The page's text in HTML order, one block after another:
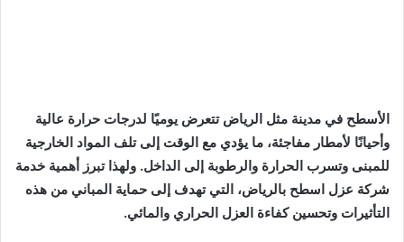
الأسطح في مدينة مثل الرياض تتعرض يوميًا لدرجات حرارة عالية
وأحيانًا لأمطار مفاجئة، ما يؤدي مع الوقت إلى تلف المواد الخارجية
للمبنى وتسرب الحرارة والرطوبة إلى الداخل. ولهذا تبرز أهمية خدمة
شركة عزل اسطح بالرياض، التي تهدف إلى حماية المباني من هذه
التأثيرات وتحسين كفاءة العزل الحراري والمائي.